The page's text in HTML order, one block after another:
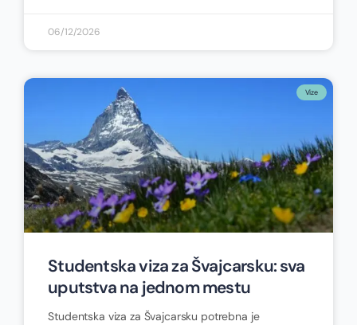
06/12/2026
Vize
Studentska viza za Švajcarsku: sva
uputstva na jednom mestu
Studentska viza za Švajcarsku potrebna je